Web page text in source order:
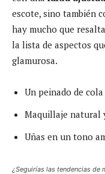
escote, sino también
hay mucho que
la lista de aspectos
glamurosa.
Un peinado de
Maquillaje natural
Uñas en un tono
¿Seguirías las tendencias de